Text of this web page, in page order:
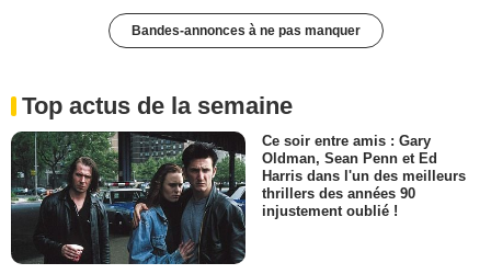
Bandes-annonces à ne pas manquer
Top actus de la semaine
Ce soir entre amis : Gary
Oldman, Sean Penn et Ed
Harris dans l'un des meilleurs
thrillers des années 90
injustement oublié !